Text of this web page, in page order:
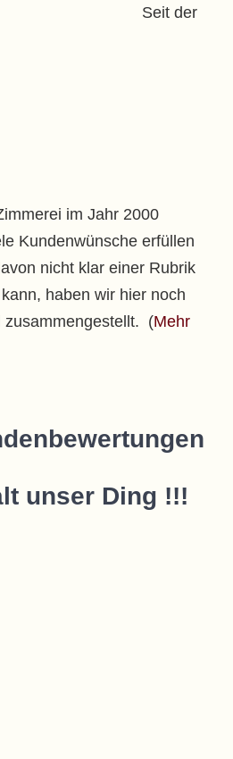
Seit der
im Jahr 2000
Kundenwünsche erfüllen
nicht klar einer Rubrik
haben wir hier noch
zusammengestellt. (Mehr
unser Ding !!!